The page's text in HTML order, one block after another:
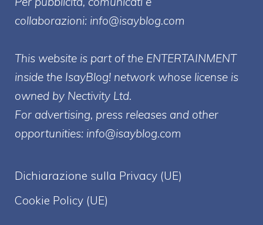
collaborazioni: info@isayblog.com
This website is part of the ENTERTAINMENT
inside the IsayBlog! network whose license is
owned by Nectivity Ltd.
For advertising, press releases and other
opportunities: info@isayblog.com
Dichiarazione sulla Privacy (UE)
Cookie Policy (UE)